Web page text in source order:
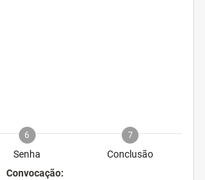
6
Senha
7
Conclusão
Convocação: